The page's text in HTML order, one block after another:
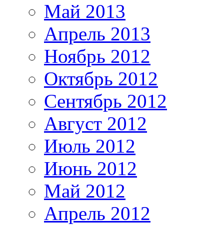
Май 2013
Апрель 2013
Ноябрь 2012
Октябрь 2012
Сентябрь 2012
Август 2012
Июль 2012
Июнь 2012
Май 2012
Апрель 2012